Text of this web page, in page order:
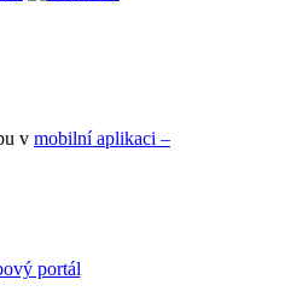
v mobilní aplikaci –